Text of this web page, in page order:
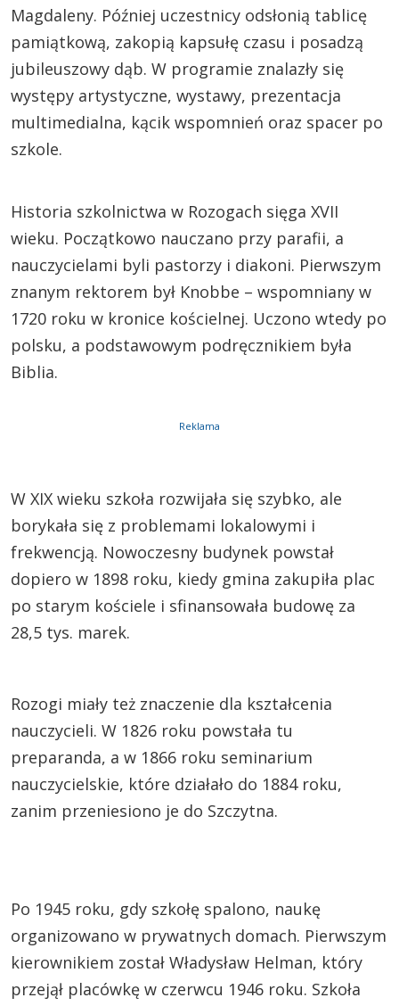
Magdaleny. Później uczestnicy odsłonią tablicę
pamiątkową, zakopią kapsułę czasu i posadzą
jubileuszowy dąb. W programie znalazły się
występy artystyczne, wystawy, prezentacja
multimedialna, kącik wspomnień oraz spacer po
szkole.
Historia szkolnictwa w Rozogach sięga XVII
wieku. Początkowo nauczano przy parafii, a
nauczycielami byli pastorzy i diakoni. Pierwszym
znanym rektorem był Knobbe – wspomniany w
1720 roku w kronice kościelnej. Uczono wtedy po
polsku, a podstawowym podręcznikiem była
Biblia.
Reklama
W XIX wieku szkoła rozwijała się szybko, ale
borykała się z problemami lokalowymi i
frekwencją. Nowoczesny budynek powstał
dopiero w 1898 roku, kiedy gmina zakupiła plac
po starym kościele i sfinansowała budowę za
28,5 tys. marek.
Rozogi miały też znaczenie dla kształcenia
nauczycieli. W 1826 roku powstała tu
preparanda, a w 1866 roku seminarium
nauczycielskie, które działało do 1884 roku,
zanim przeniesiono je do Szczytna.
Po 1945 roku, gdy szkołę spalono, naukę
organizowano w prywatnych domach. Pierwszym
kierownikiem został Władysław Helman, który
przejął placówkę w czerwcu 1946 roku. Szkoła